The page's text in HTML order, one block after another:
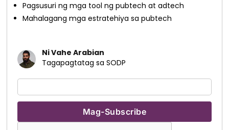
Pagsusuri ng mga tool ng pubtech at adtech
Mahalagang mga estratehiya sa pubtech
Ni Vahe Arabian
Tagapagtatag sa SODP